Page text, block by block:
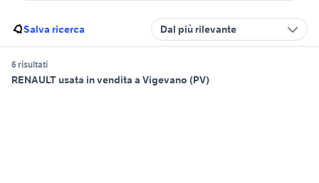
Salva ricerca Dal più rilevante
6 risultati
RENAULT usata in vendita a Vigevano (PV)